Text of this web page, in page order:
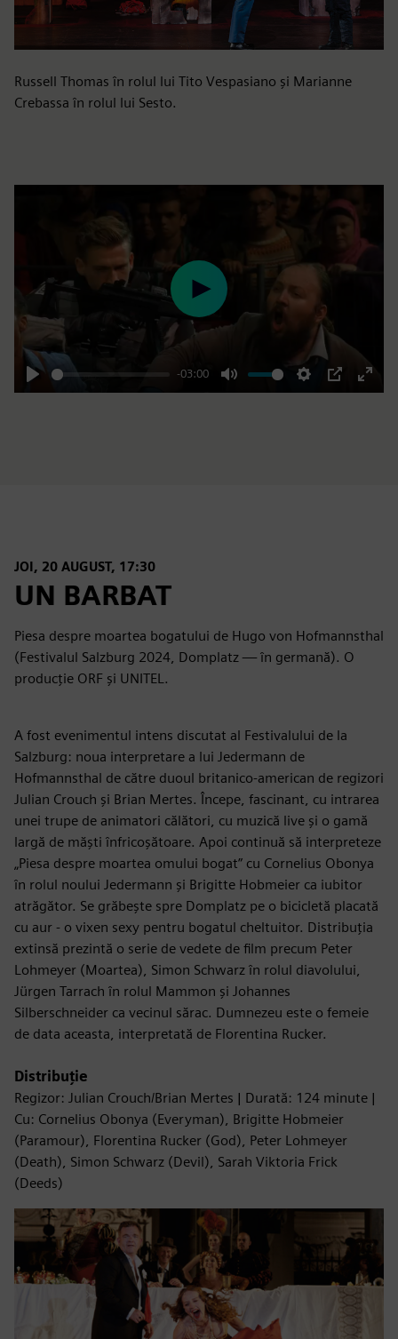
Russell Thomas în rolul lui Tito Vespasiano și Marianne
Crebassa în rolul lui Sesto.
Play
-03:00
Mute Settings
PIP
Enter
Play
JOI, 20 AUGUST, 17:30
UN BARBAT
Piesa despre moartea bogatului de Hugo von Hofmannsthal
(Festivalul Salzburg 2024, Domplatz — în germană). O
producție ORF și UNITEL.
A fost evenimentul intens discutat al Festivalului de la
Salzburg: noua interpretare a lui Jedermann de
Hofmannsthal de către duoul britanico-american de regizori
Julian Crouch și Brian Mertes. Începe, fascinant, cu intrarea
unei trupe de animatori călători, cu muzică live și o gamă
largă de măști înfricoșătoare. Apoi continuă să interpreteze
„Piesa despre moartea omului bogat” cu Cornelius Obonya
în rolul noului Jedermann și Brigitte Hobmeier ca iubitor
atrăgător. Se grăbește spre Domplatz pe o bicicletă placată
cu aur - o vixen sexy pentru bogatul cheltuitor. Distribuția
extinsă prezintă o serie de vedete de film precum Peter
Lohmeyer (Moartea), Simon Schwarz în rolul diavolului,
Jürgen Tarrach în rolul Mammon și Johannes
Silberschneider ca vecinul sărac. Dumnezeu este o femeie
de data aceasta, interpretată de Florentina Rucker.
Distribuție
Regizor: Julian Crouch/Brian Mertes | Durată: 124 minute |
Cu: Cornelius Obonya (Everyman), Brigitte Hobmeier
(Paramour), Florentina Rucker (God), Peter Lohmeyer
(Death), Simon Schwarz (Devil), Sarah Viktoria Frick
(Deeds)